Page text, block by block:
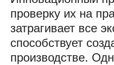
проверку их на
затрагивает все
способствует
производстве.